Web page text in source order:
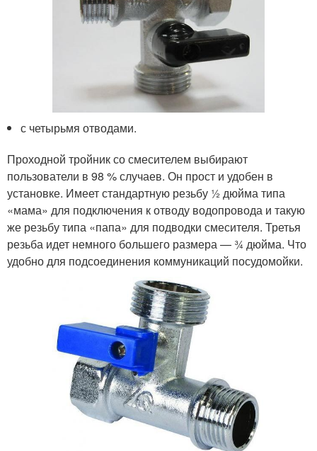
с четырьмя отводами.
Проходной тройник со смесителем выбирают
пользователи в 98 % случаев. Он прост и удобен в
установке. Имеет стандартную резьбу ½ дюйма типа
«мама» для подключения к отводу водопровода и такую
же резьбу типа «папа» для подводки смесителя. Третья
резьба идет немного большего размера — ¾ дюйма. Что
удобно для подсоединения коммуникаций посудомойки.